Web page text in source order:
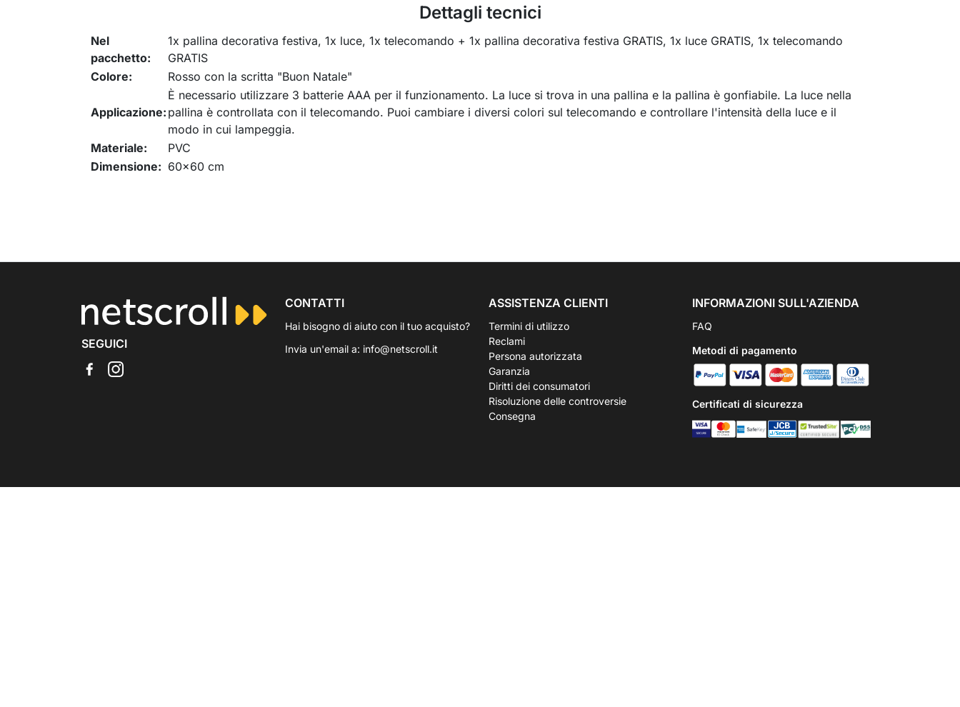
Dettagli tecnici
Nel
pacchetto:
1x pallina decorativa festiva, 1x luce, 1x telecomando + 1x pallina decorativa festiva GRATIS, 1x luce GRATIS, 1x telecomando
GRATIS
Colore:
Rosso con la scritta "Buon Natale"
Applicazione:
È necessario utilizzare 3 batterie AAA per il funzionamento. La luce si trova in una pallina e la pallina è gonfiabile. La luce nella
pallina è controllata con il telecomando. Puoi cambiare i diversi colori sul telecomando e controllare l'intensità della luce e il
modo in cui lampeggia.
Materiale:
PVC
Dimensione: 60x60 cm
SEGUICI
CONTATTI
Hai bisogno di aiuto con il tuo acquisto?
Invia un'email a: info@netscroll.it
ASSISTENZA CLIENTI
Termini di utilizzo
Reclami
Persona autorizzata
Garanzia
Diritti dei consumatori
Risoluzione delle controversie
Consegna
INFORMAZIONI SULL'AZIENDA
FAQ
Metodi di pagamento
Certificati di sicurezza